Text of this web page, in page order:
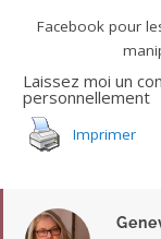
Facebook pour
Laissez moi un
personnellement
Imprimer